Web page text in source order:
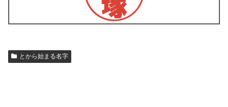
とから始まる名字